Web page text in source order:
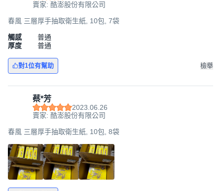
賣家: 酷澎股份有限公司
春風 三層厚手抽取衛生紙, 10包, 7袋
觸感
普通
厚度
普通
對1位有幫助 檢舉
蔡*芳
2023.06.26
賣家: 酷澎股份有限公司
春風 三層厚手抽取衛生紙, 10包, 8袋